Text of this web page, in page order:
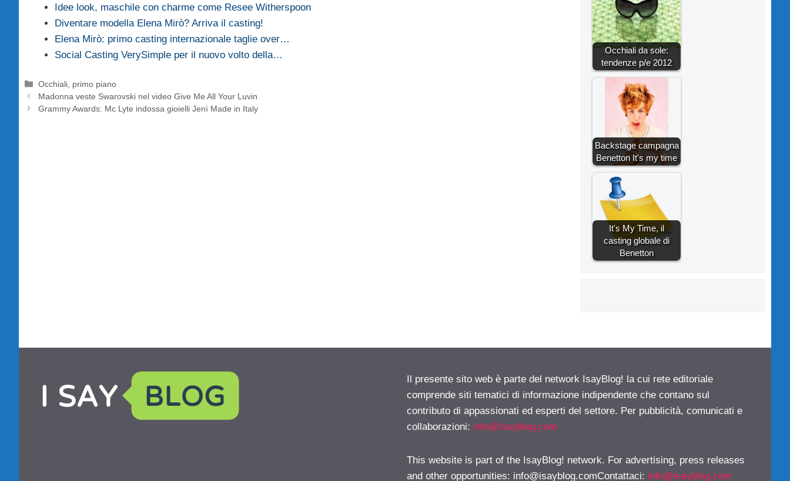
Idee look, maschile con charme come Resee Witherspoon
Diventare modella Elena Mirò? Arriva il casting!
Elena Mirò: primo casting internazionale taglie over…
Social Casting VerySimple per il nuovo volto della…
Categorie
Occhiali primo piano
Madonna veste Swarovski nel video Give Me All Your Luvin
Grammy Awards: Mc Lyte indossa gioielli Jenì Made in Italy
Occhiali da sole:
tendenze p/e 2012
Backstage campagna
Benetton It's my time
It's My Time, il
casting globale di
Benetton
Il presente sito web è parte del network IsayBlog! la cui rete editoriale
comprende siti tematici di informazione indipendente che contano sul
contributo di appassionati ed esperti del settore. Per pubblicità, comunicati e
collaborazioni: info@isayblog.com
This website is part of the IsayBlog! network. For advertising, press releases
and other opportunities: info@isayblog.comContattaci: info@isayblog.com